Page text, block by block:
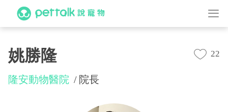
姚勝隆
隆安動物醫院 院長
22